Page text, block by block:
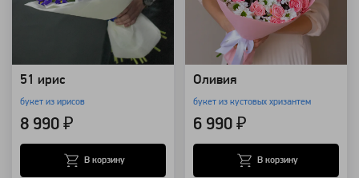
51 ирис
букет из ирисов
8 990 ₽
В корзину
Оливия
букет из кустовых хризантем
6 990 ₽
В корзину